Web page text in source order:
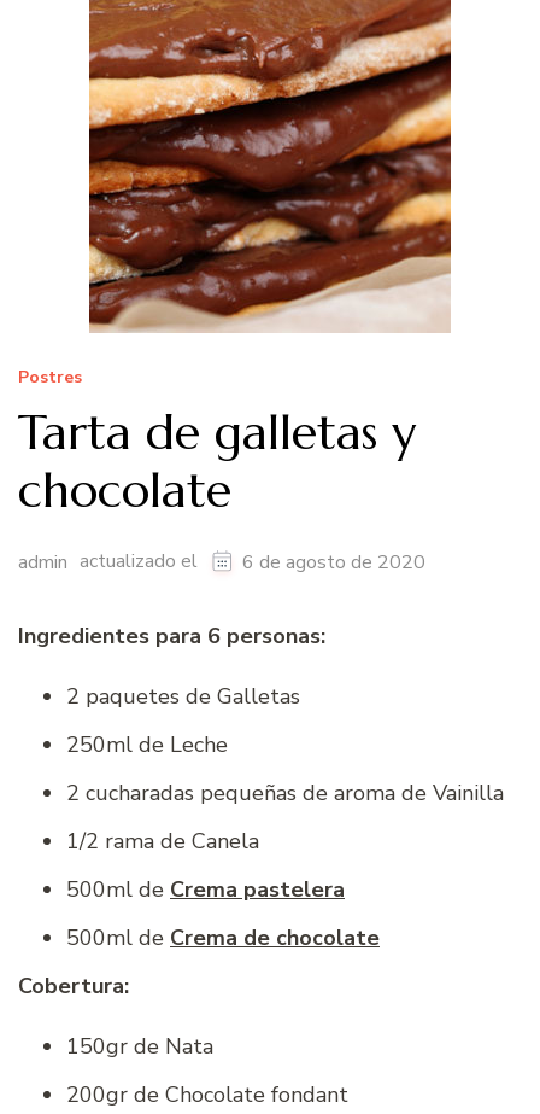
Postres
Tarta de galletas y
chocolate
admin actualizado el 6 de agosto de 2020
Ingredientes para 6 personas:
2 paquetes de Galletas
250ml de Leche
2 cucharadas pequeñas de aroma de Vainilla
1/2 rama de Canela
500ml de Crema pastelera
500ml de Crema de chocolate
Cobertura:
150gr de Nata
200gr de Chocolate fondant